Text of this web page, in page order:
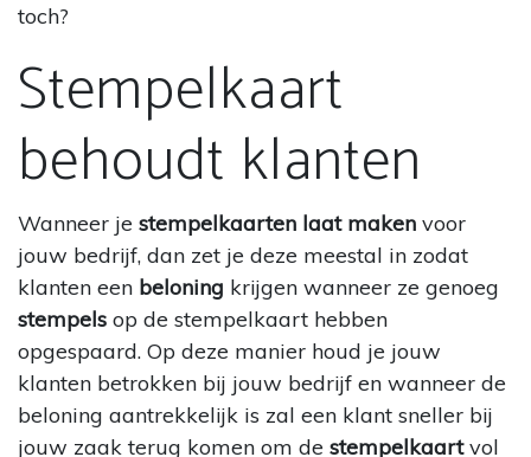
toch?
Stempelkaart
behoudt klanten
Wanneer je stempelkaarten laat maken voor
jouw bedrijf, dan zet je deze meestal in zodat
klanten een beloning krijgen wanneer ze genoeg
stempels op de stempelkaart hebben
opgespaard. Op deze manier houd je jouw
klanten betrokken bij jouw bedrijf en wanneer de
beloning aantrekkelijk is zal een klant sneller bij
jouw zaak terug komen om de stempelkaartvol